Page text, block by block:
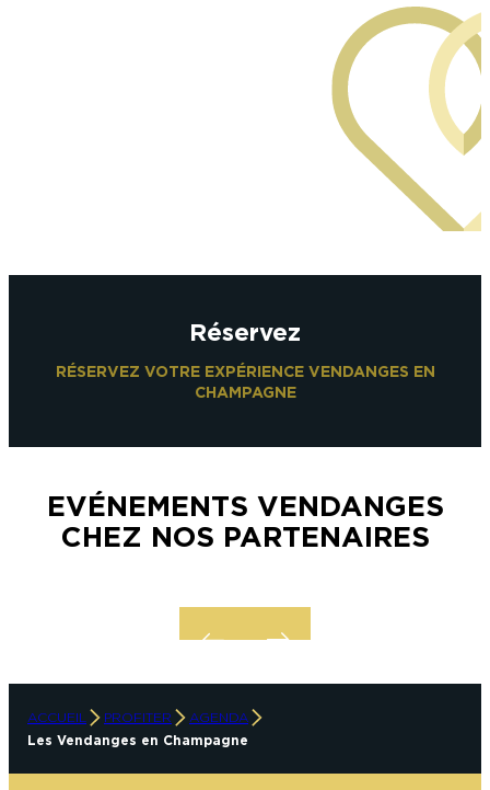
Réservez
RÉSERVEZ VOTRE EXPÉRIENCE VENDANGES EN
CHAMPAGNE
EVÉNEMENTS VENDANGES
CHEZ NOS PARTENAIRES
ACCUEIL PROFITER
AGENDA
Les Vendanges en Champagne